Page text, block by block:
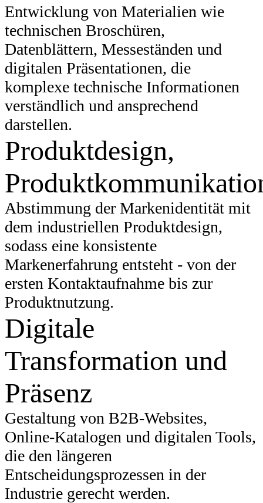
Entwicklung von Materialien wie
technischen Broschüren,
Datenblättern, Messeständen und
digitalen Präsentationen, die
komplexe technische Informationen
verständlich und ansprechend
darstellen.
Produktdesign,
Abstimmung der Markenidentität mit
dem industriellen Produktdesign,
sodass eine konsistente
Markenerfahrung entsteht - von der
ersten Kontaktaufnahme bis zur
Produktnutzung.
Digitale
Transformation und
Präsenz
Gestaltung von B2B-Websites,
Online-Katalogen und digitalen Tools,
die den längeren
Entscheidungsprozessen in der
Industrie gerecht werden.